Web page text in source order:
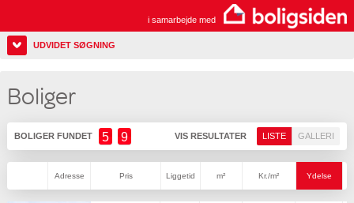
i samarbejde med
UDVIDET SØGNING
Boliger
BOLIGER FUNDET 5 9 VIS RESULTATER LISTE GALLERI
Adresse Pris Liggetid m² Kr./m² Ydelse